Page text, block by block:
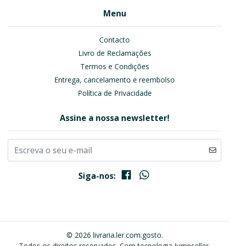
Menu
Contacto
Livro de Reclamações
Termos e Condições
Entrega, cancelamento e reembolso
Política de Privacidade
Assine a nossa newsletter!
Siga-nos:
© 2026 livraria.ler.com.gosto.